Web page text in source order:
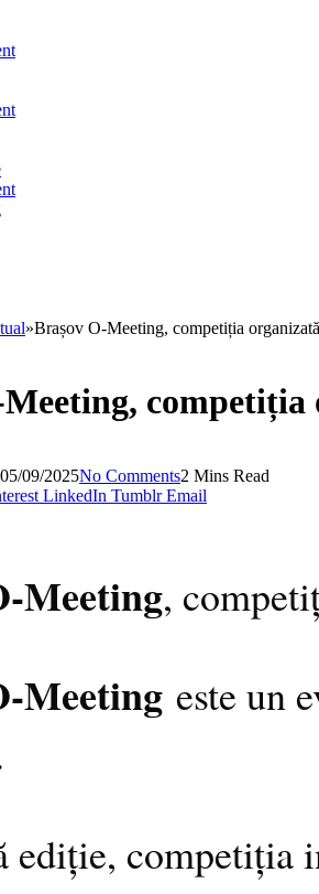
»Brașov O-Meeting, competiția
competiția
05/09/2025No Comments2 Mins Read
LinkedIn Tumblr Email
Meeting,
Meeting este un
ediție,